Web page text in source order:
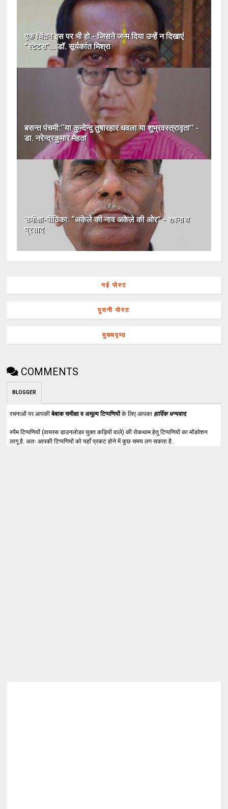
एक चिंतन इस पर भी हो - जिसने जन्म दिया उन्हें न दिखाएं
"स्टेटस"... डॉ. सूर्यकांत मिश्रा
बसन्त पंचमी:‘‘या कुन्देन्दु तुषारहार धवला या शुभ्रवस्त्रावृता’’ -
डा. नरेन्द्रकुमार मेहता
समीक्षा-पीठिका: “अकेले की नाव अकेले की ओर” - शेषनाथ
प्रसाद
नई पोस्ट
पुरानी पोस्ट
मुख्यपृष्ठ
COMMENTS
BLOGGER
रचनाओं पर आपकीबेबाक समीक्षा व अमूल्य टिप्पणियोंके लिए आपका हार्दिक धन्यवाद.
स्पैम टिप्पणियों (वायरस डाउनलोडर युक्त कड़ियों वाले) की रोकथाम हेतु टिप्पणियों का मॉडरेशन
लागू है. अतः आपकी टिप्पणियों को यहाँ प्रकट होने में कुछ समय लग सकता है.